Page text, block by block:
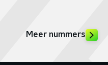
Meer nummers